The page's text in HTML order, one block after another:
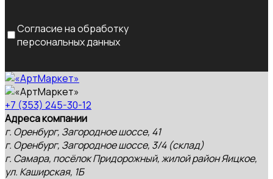
Согласие на обработку
персональных данных
+7 (353) 245-30-12
Адреса компании
г. Оренбург, Загородное шоссе, 41
г. Оренбург, Загородное шоссе, 3/4 (склад)
г. Самара, посёлок Придорожный, жилой район Яицкое,
ул. Каширская, 1Б